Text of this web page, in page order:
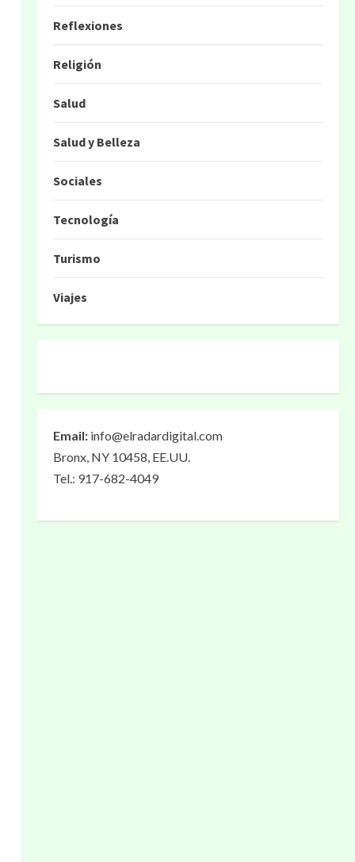
Reflexiones
Religión
Salud
Salud y Belleza
Sociales
Tecnología
Turismo
Viajes
Email: info@elradardigital.com
Bronx, NY 10458, EE.UU.
Tel.: 917-682-4049